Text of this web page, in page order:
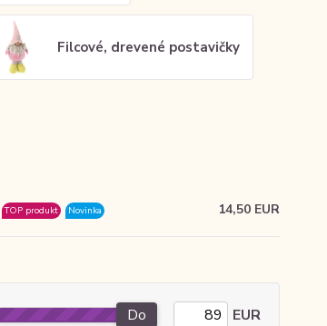
Filcové, drevené postavičky
TOP produkt Novinka 14,50 EUR
Do EUR